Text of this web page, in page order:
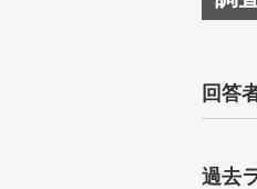
回答
過去